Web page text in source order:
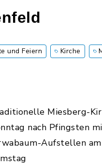
und Feiern Kirche
Miesberg-
nach Pfingsten
Aufstellen